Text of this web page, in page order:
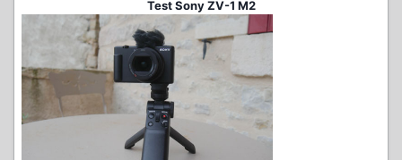
Test Sony ZV-1 M2